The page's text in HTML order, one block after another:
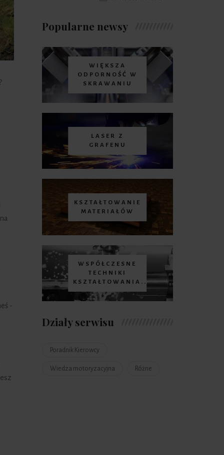
-
Popularne newsy
WIĘKSZA
ODPORNOŚĆ W
SKRAWANIU
LASER Z
GRAFENU
KSZTAŁTOWANIE
MATERIAŁÓW
WSPÓŁCZESNE
TECHNIKI
KSZTAŁTOWANIA...
Działy serwisu
Poradnik Kierowcy
Wiedza motoryzacyjna Różne